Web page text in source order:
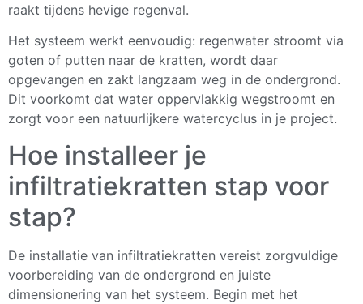
raakt tijdens hevige regenval.
Het systeem werkt eenvoudig: regenwater stroomt via
goten of putten naar de kratten, wordt daar
opgevangen en zakt langzaam weg in de ondergrond.
Dit voorkomt dat water oppervlakkig wegstroomt en
zorgt voor een natuurlijkere watercyclus in je project.
Hoe installeer je
infiltratiekratten stap voor
stap?
De installatie van infiltratiekratten vereist zorgvuldige
voorbereiding van de ondergrond en juiste
dimensionering van het systeem. Begin met het